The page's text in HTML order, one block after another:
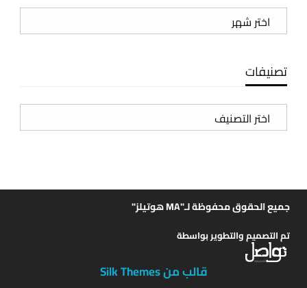
الأرشيف
تصنيفات
تصنيفات
جميع الحقوق محفوظة لـ"MA هوتيلز"
تم التصميم والتطوير بواسطة
قالب من Silk Themes